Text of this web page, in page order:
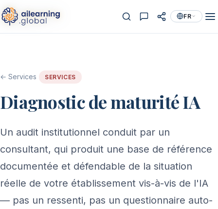
FR
← Services SERVICES
Diagnostic de maturité IA
Un audit institutionnel conduit par un
consultant, qui produit une base de référence
documentée et défendable de la situation
réelle de votre établissement vis-à-vis de l'IA
— pas un ressenti, pas un questionnaire auto-